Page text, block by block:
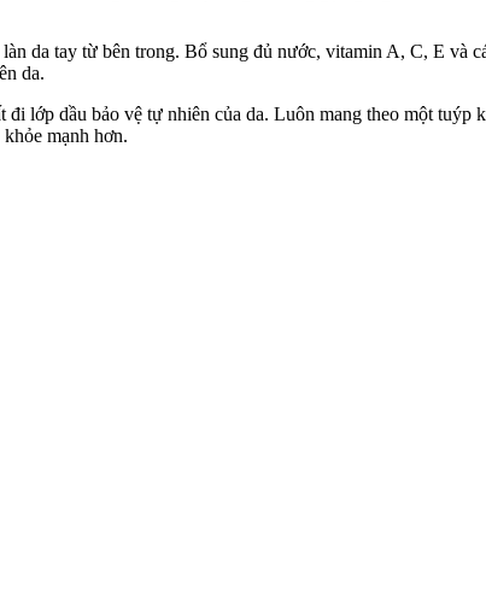
da tay từ bên trong. Bổ sung đủ nước, vitamin A, C, E và
da.
đi lớp dầu bảo vệ tự nhiên của da. Luôn mang theo một
mạnh hơn.